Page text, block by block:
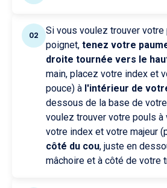
02
Si vous voulez trouver votre
poignet, tenez votre
droite tournée vers le
main, placez votre index et
pouce) à l'intérieur de
dessous de la base de
voulez trouver votre pouls à
votre index et votre majeur
côté du cou, juste en
mâchoire et à côté de votre